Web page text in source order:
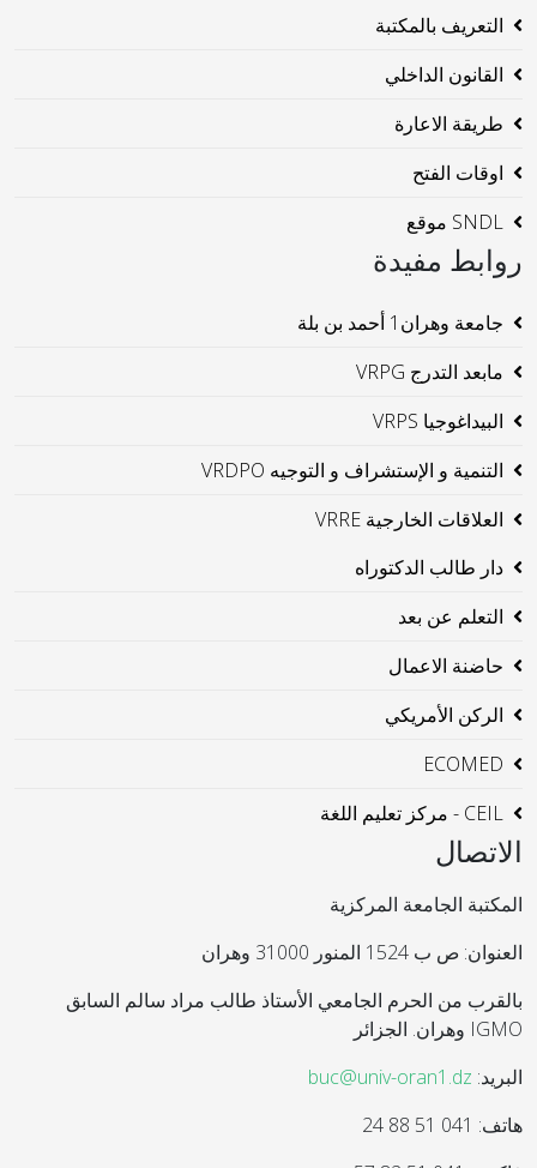
التعريف بالمكتبة
القانون الداخلي
طريقة الاعارة
اوقات الفتح
SNDL موقع
روابط مفيدة
جامعة وهران1 أحمد بن بلة
مابعد التدرج VRPG
البيداغوجيا VRPS
التنمية و الإستشراف و التوجيه VRDPO
العلاقات الخارجية VRRE
دار طالب الدكتوراه
التعلم عن بعد
حاضنة الاعمال
الركن الأمريكي
ECOMED
CEIL - مركز تعليم اللغة
الاتصال
المكتبة الجامعة المركزية
العنوان: ص ب 1524 المنور 31000 وهران
بالقرب من الحرم الجامعي الأستاذ طالب مراد سالم السابق
IGMO وهران. الجزائر
البريد: buc@univ-oran1.dz
هاتف: 041 51 88 24